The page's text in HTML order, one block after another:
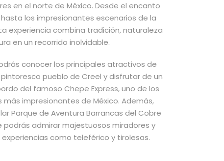
en el norte de México. Desde el encanto
los impresionantes escenarios de la
experiencia combina tradición, naturaleza
en un recorrido inolvidable.
conocer los principales atractivos de
pueblo de Creel y disfrutar de un
del famoso Chepe Express, uno de los
impresionantes de México. Además,
Parque de Aventura Barrancas del Cobre
podrás admirar majestuosos miradores y
como teleférico y tirolesas.